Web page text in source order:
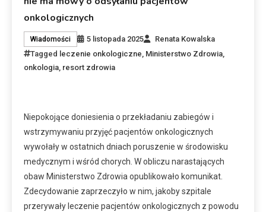
onkologicznych
Wiadomości 5 listopada 2025
Renata Kowalska
Tagged leczenie onkologiczne, Ministerstwo Zdrowia,
onkologia, resort zdrowia
Niepokojące doniesienia o przekładaniu zabiegów i
wstrzymywaniu przyjęć pacjentów onkologicznych
wywołały w ostatnich dniach poruszenie w środowisku
medycznym i wśród chorych. W obliczu narastających
obaw Ministerstwo Zdrowia opublikowało komunikat.
Zdecydowanie zaprzeczyło w nim, jakoby szpitale
przerywały leczenie pacjentów onkologicznych z powodu